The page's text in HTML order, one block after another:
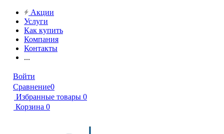
Акции
Услуги
Как купить
Компания
Контакты
...
Войти
Сравнение0
Избранные товары 0
Корзина 0